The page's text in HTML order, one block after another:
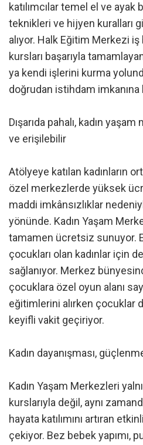
katılımcılar temel el ve ayak
teknikleri ve hijyen kuralları
alıyor. Halk Eğitim Merkezi
kursları başarıyla
ya kendi işlerini kurma
doğrudan istihdam imkanına
Dışarıda pahalı, kadın
ve erişilebilir
Atölyeye katılan kadınların
özel merkezlerde yüksek
maddi imkânsızlıklar
yönünde. Kadın Yaşam
tamamen ücretsiz sunuyor.
çocukları olan kadınlar için
sağlanıyor. Merkez
çocuklara özel oyun alanı
eğitimlerini alırken çocuklar
keyifli vakit geçiriyor.
Kadın dayanışması,
Kadın Yaşam Merkezleri
kurslarıyla değil, aynı
hayata katılımını artıran
çekiyor. Bez bebek yapımı,